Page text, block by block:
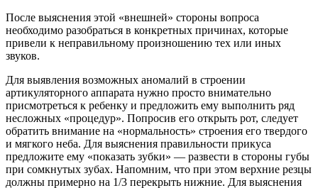
После выяснения этой «внешней» стороны вопроса
необходимо разобраться в конкретных причинах, которые
привели к неправильному произношению тех или иных
звуков.
Для выявления возможных аномалий в строении
артикуляторного аппарата нужно просто внимательно
присмотреться к ребенку и предложить ему выполнить ряд
несложных «процедур». Попросив его открыть рот, следует
обратить внимание на «нормальность» строения его твердого
и мягкого неба. Для выяснения правильности прикуса
предложите ему «показать зубки» — развести в стороны губы
при сомкнутых зубах. Напомним, что при этом верхние резцы
должны примерно на 1/3 перекрыть нижние. Для выяснения